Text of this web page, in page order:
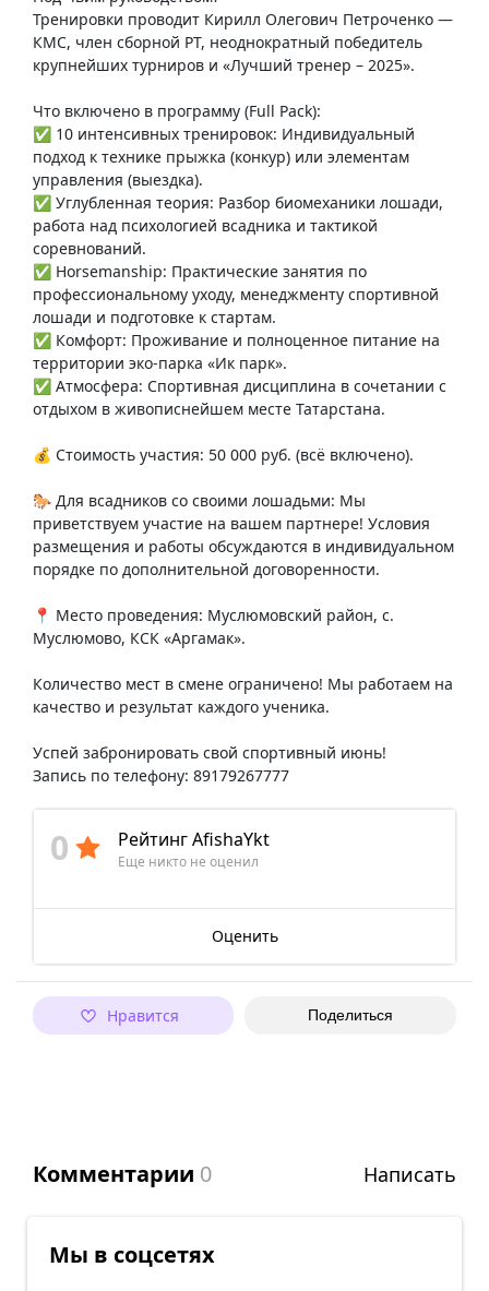
Тренировки проводит Кирилл Олегович Петроченко —
КМС, член сборной РТ, неоднократный победитель
крупнейших турниров и «Лучший тренер – 2025».
Что включено в программу (Full Pack):
✅ 10 интенсивных тренировок: Индивидуальный
подход к технике прыжка (конкур) или элементам
управления (выездка).
✅ Углубленная теория: Разбор биомеханики лошади,
работа над психологией всадника и тактикой
соревнований.
✅ Horsemanship: Практические занятия по
профессиональному уходу, менеджменту спортивной
лошади и подготовке к стартам.
✅ Комфорт: Проживание и полноценное питание на
территории эко-парка «Ик парк».
✅ Атмосфера: Спортивная дисциплина в сочетании с
отдыхом в живописнейшем месте Татарстана.
💰 Стоимость участия: 50 000 руб. (всё включено).
🐎 Для всадников со своими лошадьми: Мы
приветствуем участие на вашем партнере! Условия
размещения и работы обсуждаются в индивидуальном
порядке по дополнительной договоренности.
📍 Место проведения: Муслюмовский район, с.
Муслюмово, КСК «Аргамак».
Количество мест в смене ограничено! Мы работаем на
качество и результат каждого ученика.
Успей забронировать свой спортивный июнь!
Запись по телефону: 89179267777
0 Рейтинг AfishaYkt
Еще никто не оценил
Оценить
Нравится Поделиться
Комментарии 0 Написать
Мы в соцсетях